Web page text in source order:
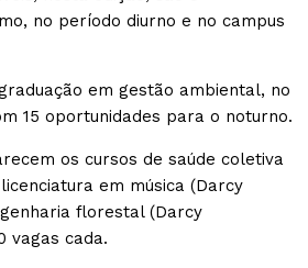
no período diurno e no campus
em gestão ambiental, no
15 oportunidades para o noturno.
os cursos de saúde coletiva
em música (Darcy
florestal (Darcy
vagas cada.